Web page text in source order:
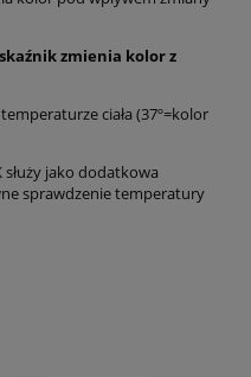
zmienia kolor z
ciała (37º=kolor
jako dodatkowa
sprawdzenie temperatury